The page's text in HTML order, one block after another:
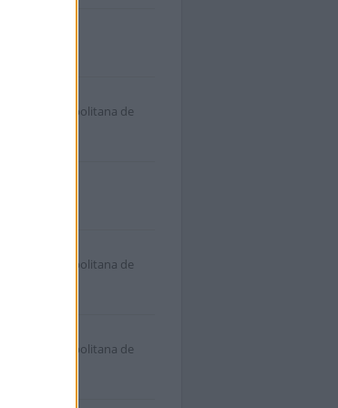
Área Metropolitana de
Área Metropolitana de
Área Metropolitana de